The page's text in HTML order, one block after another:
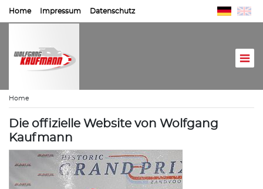
Home Impressum Datenschutz
Home
Die offizielle Website von Wolfgang
Kaufmann